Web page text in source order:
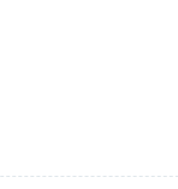
размер